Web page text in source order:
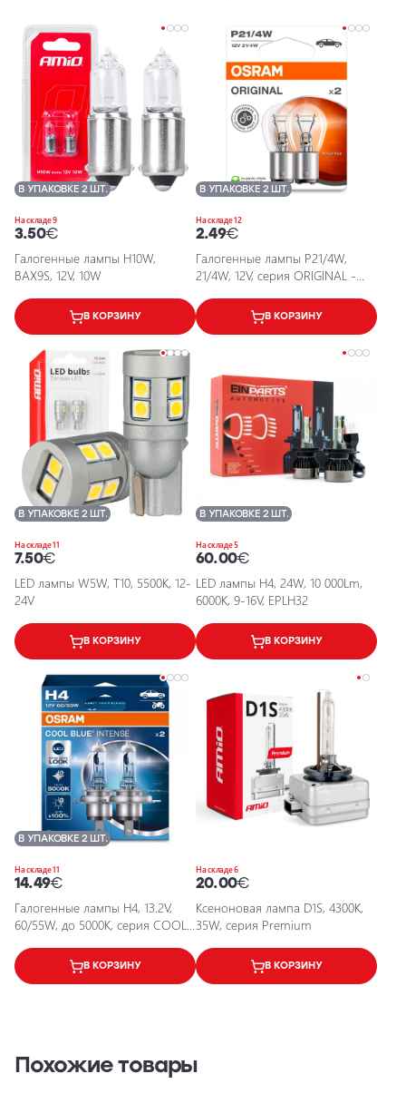
На складе 9
В УПАКОВКЕ 2 ШТ.
3.50€
Галогенные лампы H10W,
BAX9S, 12V, 10W
В КОРЗИНУ
На складе 12
В УПАКОВКЕ 2 ШТ.
2.49€
Галогенные лампы P21/4W,
21/4W, 12V, серия ORIGINAL -
В КОРЗИНУ
На складе 11
В УПАКОВКЕ 2 ШТ.
7.50€
LED лампы W5W, T10, 5500K, 12-
24V
В КОРЗИНУ
На складе 5
В УПАКОВКЕ 2 ШТ.
60.00€
LED лампы H4, 24W, 10 000Lm,
6000K, 9-16V, EPLH32
В КОРЗИНУ
На складе 11
В УПАКОВКЕ 2 ШТ.
14.49€
Галогенные лампы H4, 13.2V,
60/55W, до 5000K, серия COOL
В КОРЗИНУ
На складе 6
20.00€
Ксеноновая лампа D1S, 4300K,
35W, серия Premium
В КОРЗИНУ
Похожие товары